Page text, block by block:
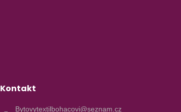
Kontakt
Bytovytextilbohacovi@seznam.cz